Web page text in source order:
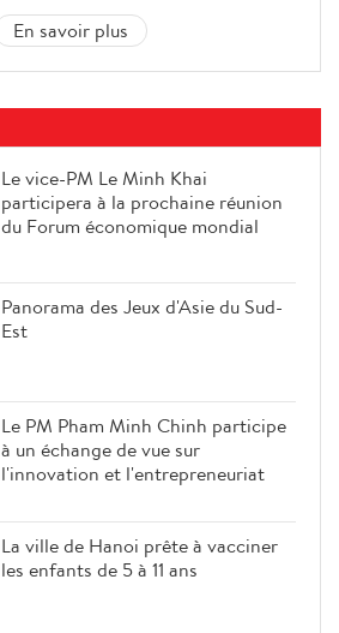
En savoir plus
Le vice-PM Le Minh Khai
participera à la prochaine réunion
du Forum économique mondial
Panorama des Jeux d'Asie du Sud-
Est
Le PM Pham Minh Chinh participe
à un échange de vue sur
l'innovation et l'entrepreneuriat
La ville de Hanoi prête à vacciner
les enfants de 5 à 11 ans